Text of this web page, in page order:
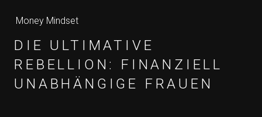
Money Mindset
DIE ULTIMATIVE
REBELLION: FINANZIELL
UNABHÄNGIGE FRAUEN